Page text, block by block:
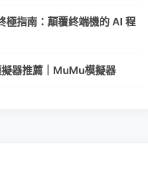
指南：顛覆終端機的 AI 程
器推薦｜MuMu模擬器